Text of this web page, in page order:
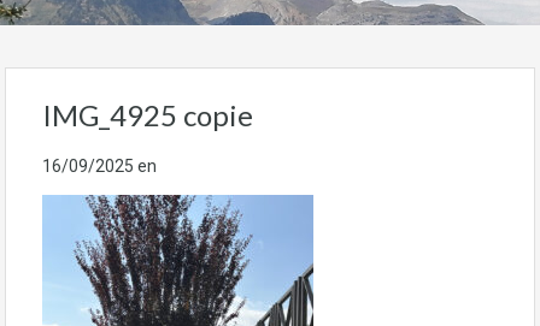
IMG_4925 copie
16/09/2025 en